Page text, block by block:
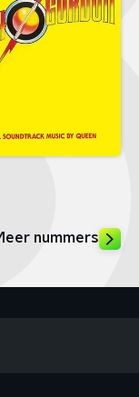
nummers